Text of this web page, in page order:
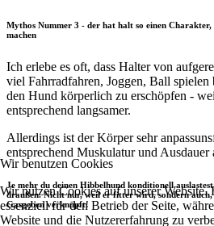
Mythos Nummer 3 - der hat halt so einen Charakter,
machen
Ich erlebe es oft, dass Halter von
viel Fahrradfahren, Joggen, Ball
den Hund körperlich zu erschöpfen -
entsprechend langsamer.
Allerdings ist der Körper sehr
entsprechend Muskulatur und Ausdauer
Je mehr du deinen Hibbelhund konditionell
draußen. Nicht nur, weil er fitter wird, sondern
Gasgeben verknüpft!
Wir benutzen Cookies
Wir nutzen Cookies auf unserer
essenziell für den Betrieb der Seite,
Website und die Nutzererfahrung zu